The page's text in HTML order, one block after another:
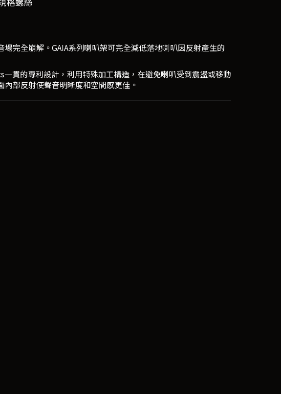
完全崩解。GAIA系列喇叭架可完全減低落地喇叭因反射產生的
貫的專利設計，利用特殊加工構造，在避免喇叭受到震盪或移動
部反射使聲音明晰度和空間感更佳。